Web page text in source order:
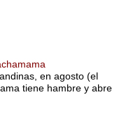
en agosto (el
tiene hambre y abre